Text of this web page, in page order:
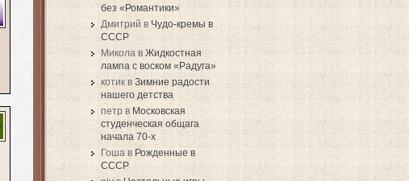
без «Романтики»
Дмитрий в Чудо-кремы в
СССР
Микола в Жидкостная
лампа с воском «Радуга»
котик в Зимние радости
нашего детства
петр в Московская
студенческая общага
начала 70-х
Гоша в Рожденные в
СССР